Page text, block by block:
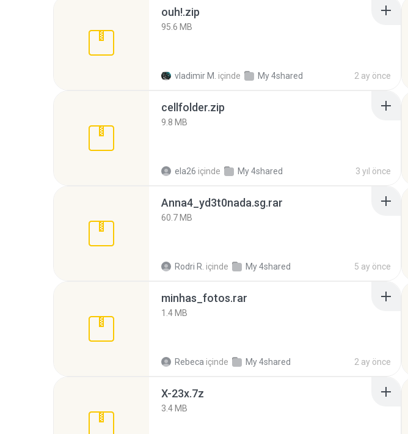
ouh!.zip
95.6 MB
vladimir M. içinde My 4shared 2 ay önce
cellfolder.zip
9.8 MB
ela26 içinde My 4shared 3 yıl önce
Anna4_yd3t0nada.sg.rar
60.7 MB
Rodri R. içinde My 4shared 5 ay önce
minhas_fotos.rar
1.4 MB
Rebeca içinde My 4shared 2 ay önce
X-23x.7z
3.4 MB